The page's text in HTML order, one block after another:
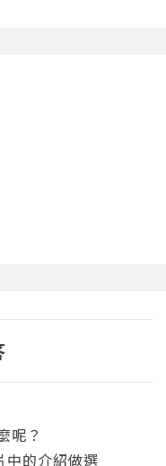
呢？
中的介紹做選